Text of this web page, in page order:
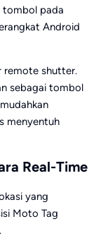
tombol pada
Android
remote shutter.
sebagai tombol
menyentuh
Real-Time
yang
Moto Tag